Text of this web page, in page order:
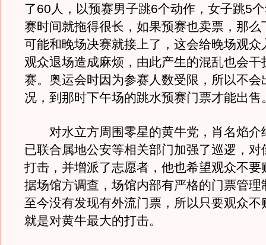
了60人，以预赛男子跳6个动作，女子跳5
赛时间就拖得很长，如果预赛也卖票，那么
可能和晚场决赛就接上了，这会给晚场观众
观众退场造成麻烦，由此产生的混乱也会干
赛。奥运会时因为参赛人数受限，所以不会
况，到那时下午场的跳水预赛门票才能出售
对水立方周围零星的黄牛党，肖名焰介
已联合属地公安等相关部门加强了巡逻，对
打击，并增派了志愿者，他也希望观众不要
据场馆方调查，场馆内部有严格的门票管理
至今没有发现有外流门票，所以只要观众不
就是对黄牛最大的打击。